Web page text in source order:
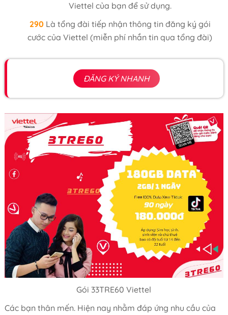
Viettel của bạn để sử dụng.
290Là tổng đài tiếp nhận thông tin đăng ký gói
cước của Viettel (miễn phí nhắn tin qua tổng đài)
ĐĂNG KÝ NHANH
Gói 33TRE60 Viettel
Các bạn thân mến. Hiện nay nhằm đáp ứng nhu cầu của